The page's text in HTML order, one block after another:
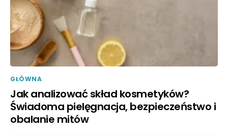
GŁÓWNA
Jak analizować skład kosmetyków?
Świadoma pielęgnacja, bezpieczeństwo i
obalanie mitów